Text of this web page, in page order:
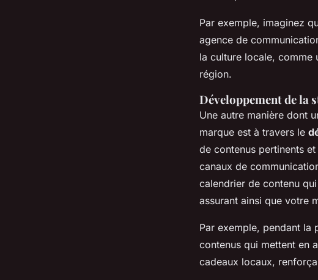
Par exemple, imaginez
agence de
la culture locale, comme
région.
Développement de la
Une autre manière dont
marque est à travers le
de contenus pertinents
canaux de
calendrier de contenu
assurant ainsi que votre
Par exemple, pendant la
contenus qui mettent en
cadeaux locaux,